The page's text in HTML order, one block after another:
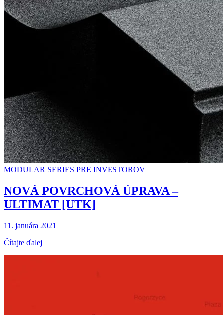
MODULAR SERIES PRE INVESTOROV
NOVÁ POVRCHOVÁ ÚPRAVA –
ULTIMAT [UTK]
11. januára 2021
Čítajte ďalej